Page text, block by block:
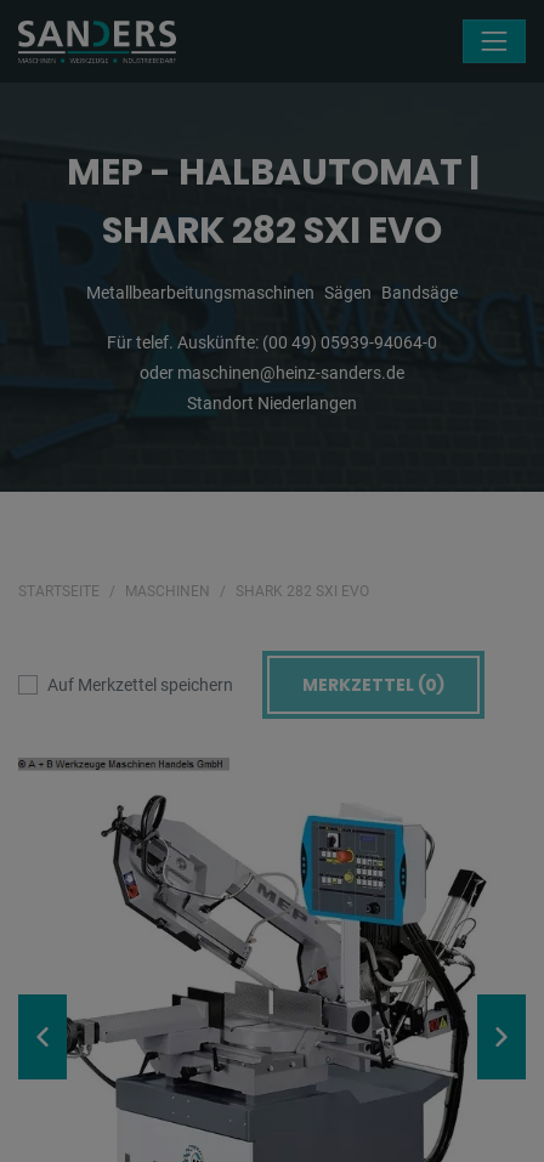
MEP - HALBAUTOMAT |
SHARK 282 SXI EVO
Metallbearbeitungsmaschinen Sägen Bandsäge
Für telef. Auskünfte: (00 49) 05939-94064-0
oder maschinen@heinz-sanders.de
Standort Niederlangen
STARTSEITE MASCHINEN SHARK 282 SXI EVO
Auf Merkzettel speichern MERKZETTEL (0)